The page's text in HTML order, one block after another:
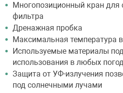
Многопозиционный кран
фильтра
Дренажная пробка
Максимальная температура
Используемые материалы
использования в любых
Защита от УФ-излучения
под солнечными лучами